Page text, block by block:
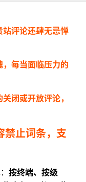
评论还肆无忌惮
每当面临压力的
闭或开放评论，
禁止词条，支
按终端、按级